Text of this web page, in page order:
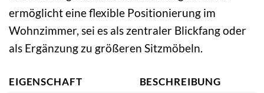
ermöglicht eine flexible Positionierung im
Wohnzimmer, sei es als zentraler Blickfang oder
als Ergänzung zu größeren Sitzmöbeln.
EIGENSCHAFT
BESCHREIBUNG